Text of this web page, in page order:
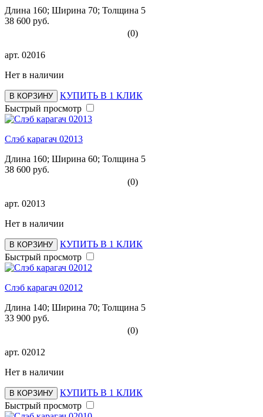
Длина 160; Ширина 70; Толщина 5
38 600 руб.
(0)
арт. 02016
Нет в наличии
В КОРЗИНУ
КУПИТЬ В 1 КЛИК
Быстрый просмотр
Слэб карагач 02013
Длина 160; Ширина 60; Толщина 5
38 600 руб.
(0)
арт. 02013
Нет в наличии
В КОРЗИНУ
КУПИТЬ В 1 КЛИК
Быстрый просмотр
Слэб карагач 02012
Длина 140; Ширина 70; Толщина 5
33 900 руб.
(0)
арт. 02012
Нет в наличии
В КОРЗИНУ
КУПИТЬ В 1 КЛИК
Быстрый просмотр